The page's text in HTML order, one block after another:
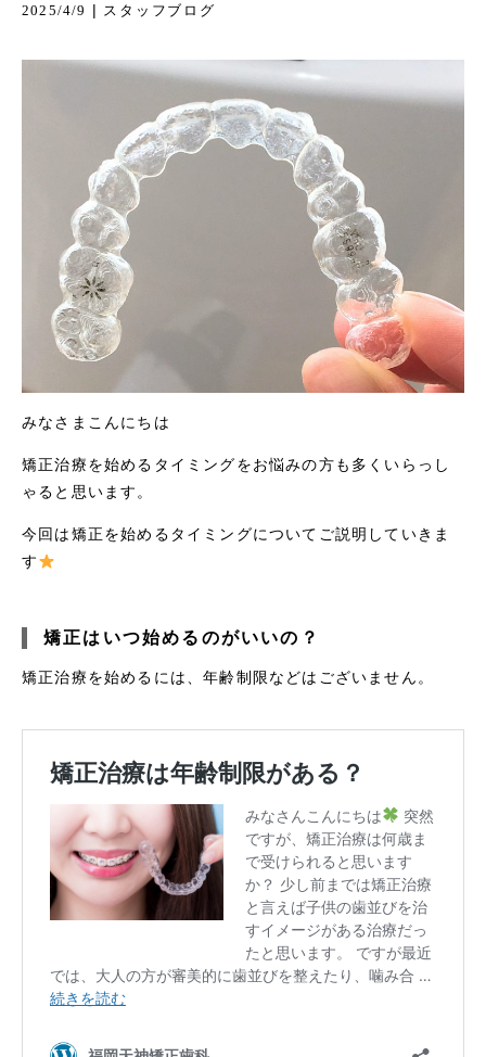
2025/4/9 | スタッフブログ
みなさまこんにちは
矯正治療を始めるタイミングをお悩みの方も多くいらっし
ゃると思います。
今回は矯正を始めるタイミングについてご説明していきま
す
矯正はいつ始めるのがいいの？
矯正治療を始めるには、年齢制限などはございません。